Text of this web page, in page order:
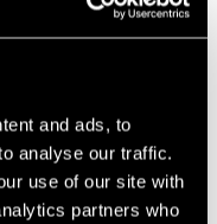
and ads, to
analyse our traffic.
use of our site with
partners who